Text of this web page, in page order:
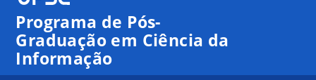
Programa de Pós-
Graduação em Ciência da
Informação